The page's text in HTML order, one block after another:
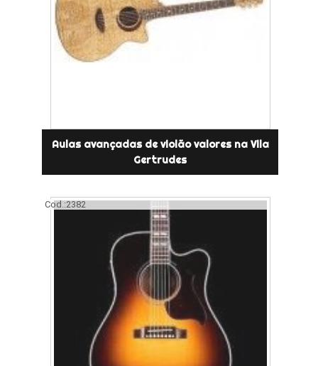
Aulas avançadas de violão valores na Vila
Gertrudes
Cod.:2382